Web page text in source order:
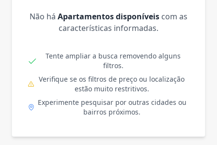
Não há Apartamentos disponíveis com as
características informadas.
Tente ampliar a busca removendo alguns
filtros.
Verifique se os filtros de preço ou localização
estão muito restritivos.
Experimente pesquisar por outras cidades ou
bairros próximos.